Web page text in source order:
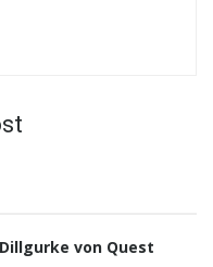
von Quest